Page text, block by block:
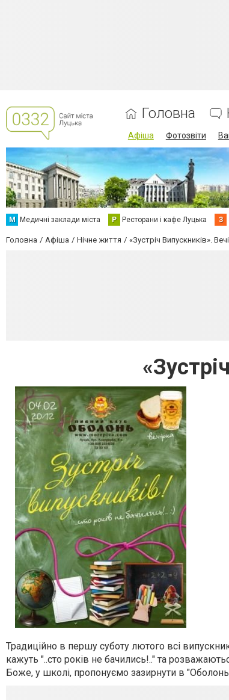
Головна
Афіша Фотозвіти
М Медичні заклади міста Р Ресторани і кафе Луцька З
Головна Афіша Нічне життя «Зустріч Випускників».
Традиційно в першу суботу лютого всі
кажуть "..сто років не бачились!.." та
Боже, у школі, пропонуємо зазирнути в